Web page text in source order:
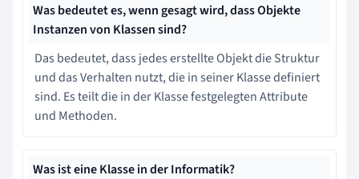
Was bedeutet es, wenn gesagt wird, dass Objekte
Instanzen von Klassen sind?
Das bedeutet, dass jedes erstellte Objekt die Struktur
und das Verhalten nutzt, die in seiner Klasse definiert
sind. Es teilt die in der Klasse festgelegten Attribute
und Methoden.
Was ist eine Klasse in der Informatik?